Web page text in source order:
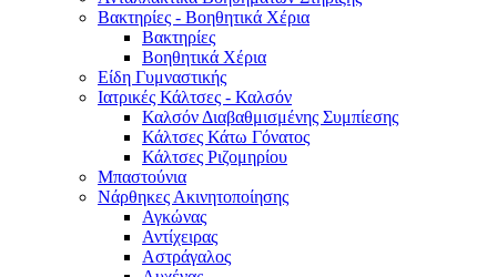
Βακτηρίες - Βοηθητικά Χέρια
Βακτηρίες
Βοηθητικά Χέρια
Είδη Γυμναστικής
Ιατρικές Κάλτσες - Καλσόν
Καλσόν Διαβαθμισμένης Συμπίεσης
Κάλτσες Κάτω Γόνατος
Κάλτσες Ριζομηρίου
Μπαστούνια
Νάρθηκες Ακινητοποίησης
Αγκώνας
Αντίχειρας
Αστράγαλος